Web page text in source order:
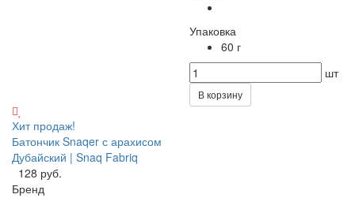
Упаковка
60 г
шт
В корзину
Хит продаж!
Батончик Snaqer с арахисом
Дубайский | Snaq Fabriq
128 руб.
Бренд